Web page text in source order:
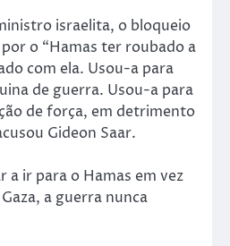
israelita, o bloqueio
o “Hamas ter roubado a
com ela. Usou-a para
de guerra. Usou-a para
de força, em detrimento
Gideon Saar.
a ir para o Hamas em vez
a guerra nunca